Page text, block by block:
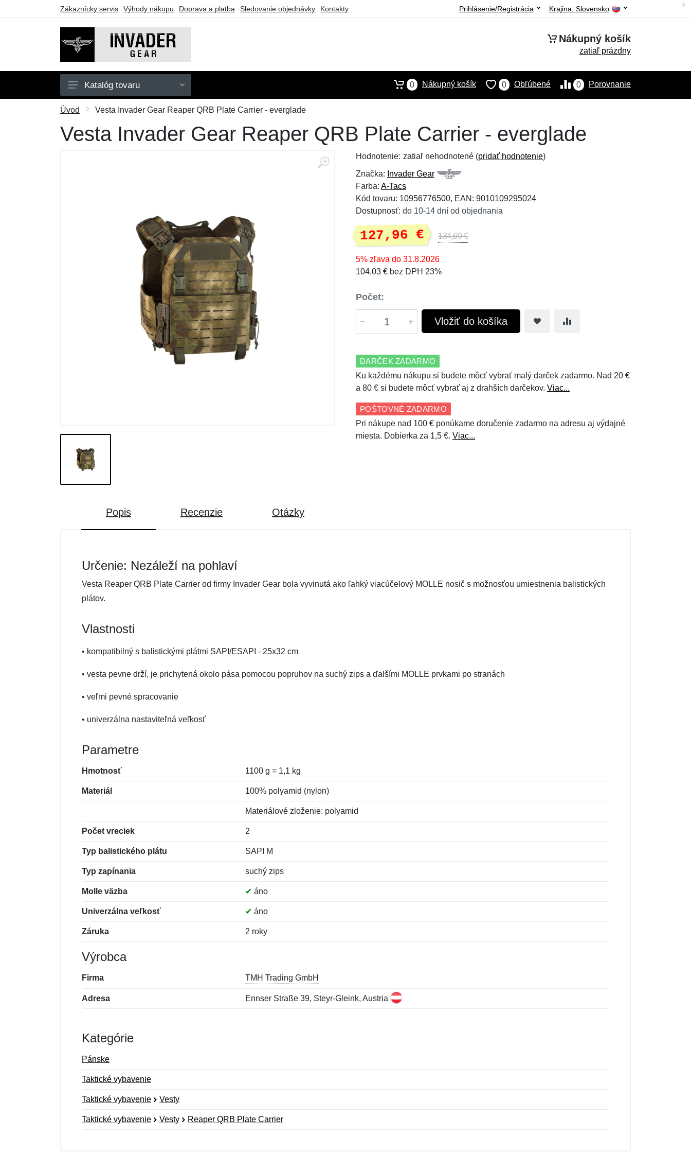
Zákaznícky servis Výhody nákupu Doprava a platba Sledovanie objednávky Kontakty Krajina: Slovensko
Prihlásenie/Registrácia
Nákupný košík
zatiaľ prázdny
Pánske
Doplnky
Katalóg tovaru 0 Porovnanie
0 Obľúbené
0 Nákupný košík
Úvod Vesta Invader Gear Reaper QRB Plate Carrier - everglade
Vesta Invader Gear Reaper QRB Plate Carrier - everglade
Hodnotenie: zatiaľ nehodnotené (pridať hodnotenie)
Značka: Invader Gear
Farba: A-Tacs
Kód tovaru: 10956776500, EAN: 9010109295024
Dostupnosť: do 10-14 dní od objednania
127,96 € 134,69 €
5% zľava do 31.8.2026
104,03 € bez DPH 23%
Počet:
Vložiť do košíka
DARČEK ZADARMO
Ku každému nákupu si budete môcť vybrať malý darček zadarmo. Nad 20 €
a 80 € si budete môcť vybrať aj z drahších darčekov. Viac...
POŠTOVNÉ ZADARMO
Pri nákupe nad 100 € ponúkame doručenie zadarmo na adresu aj výdajné
miesta. Dobierka za 1,5 €. Viac...
Popis Recenzie Otázky
Určenie: Nezáleží na pohlaví
Vesta Reaper QRB Plate Carrier od firmy Invader Gear bola vyvinutá ako ľahký viacúčelový MOLLE nosič s možnosťou umiestnenia balistických
plátov.
Vlastnosti
• kompatibilný s balistickými plátmi SAPI/ESAPI - 25x32 cm
• vesta pevne drží, je prichytená okolo pása pomocou popruhov na suchý zips a ďalšími MOLLE prvkami po stranách
• veľmi pevné spracovanie
• univerzálna nastaviteľná veľkosť
Parametre
Hmotnosť 1100 g = 1,1 kg
Materiál 100% polyamid (nylon)
Materiálové zloženie: polyamid
Počet vreciek 2
Typ balistického plátu SAPI M
Typ zapínania suchý zips
Molle väzba ✔ áno
Univerzálna veľkosť ✔ áno
Záruka 2 roky
Výrobca
Firma TMH Trading GmbH
Adresa Ennser Straße 39, Steyr-Gleink, Austria
Kategórie
Pánske
Taktické vybavenie
Taktické vybavenie Vesty
Taktické vybavenie Vesty Reaper QRB Plate Carrier